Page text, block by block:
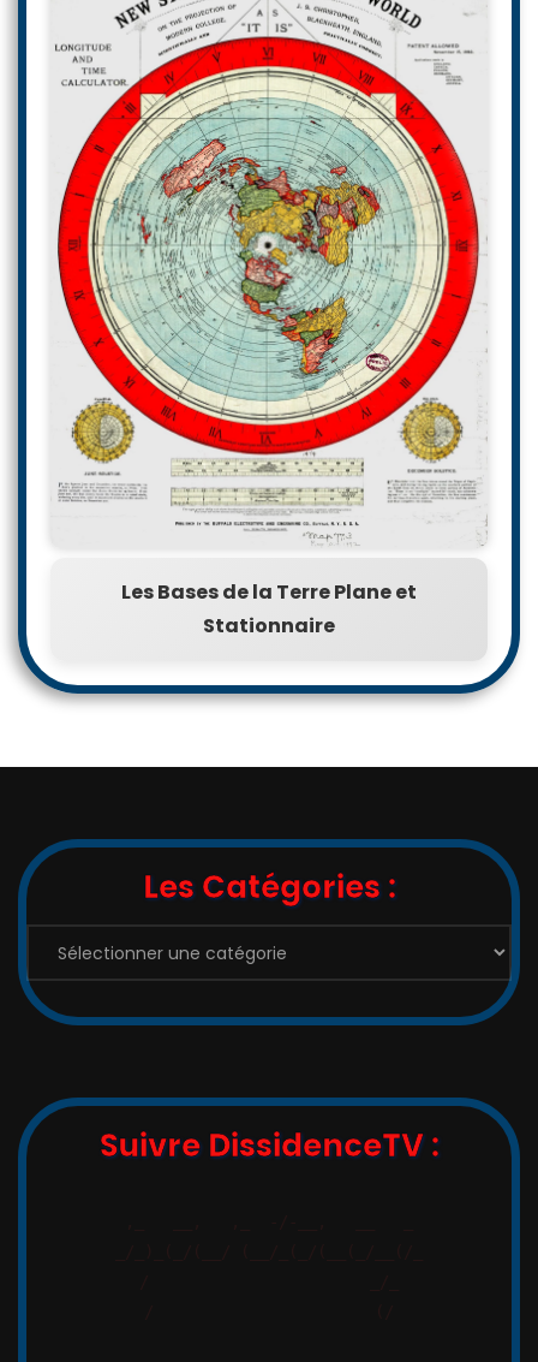
Les Bases de la Terre Plane et
Stationnaire
Les Catégories :
Catégories
Suivre DissidenceTV :